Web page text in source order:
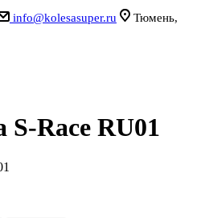
info@kolesasuper.ru
Тюмень,
S-Race RU01